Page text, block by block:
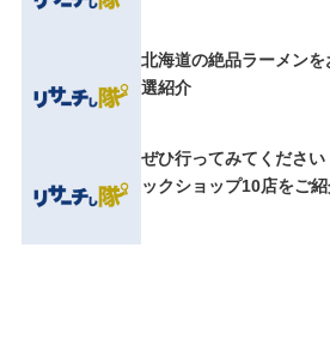
北海道の絶品ラーメン
選紹介
ぜひ行ってみてくださ
ックショップ10店をご紹